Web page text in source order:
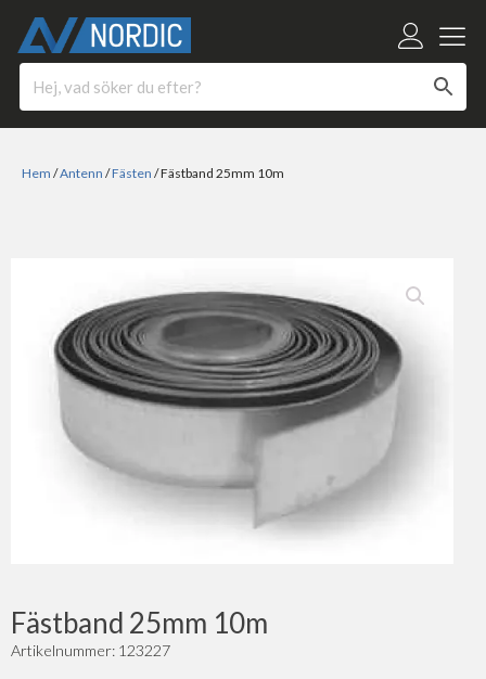
Hem /Antenn /Fästen / Fästband 25mm 10m
Fästband 25mm 10m
Artikelnummer: 123227